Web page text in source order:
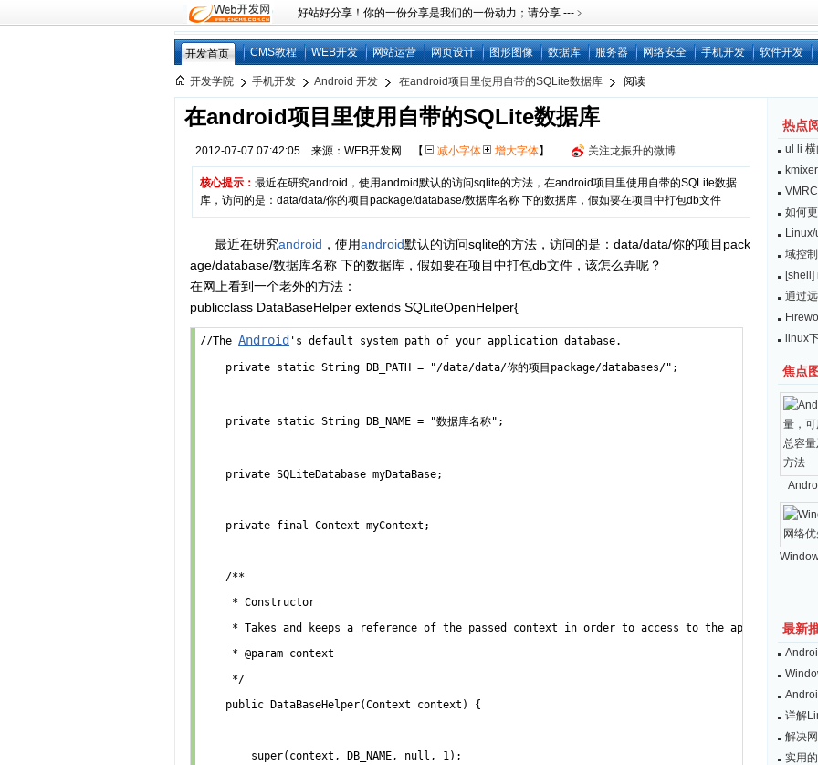
好站好分享！你的一份分享是我们的一份动力；请分享 ---﹥
开发首页 CMS教程 WEB开发 网站运营 网页设计 图形图像 数据库 服务器 网络安全 手机开发 软件开发
开发学院 手机开发 Android 开发 在android项目里使用自带的SQLite数据库 阅读
在android项目里使用自带的SQLite数据库
2012-07-07 07:42:05 来源：WEB开发网 【 减小字体 增大字体】 关注龙振升的微博
核心提示： 最近在研究android，使用android默认的访问sqlite的方法，在android项目里使用自带的SQLite数据
库，访问的是：data/data/你的项目package/database/数据库名称 下的数据库，假如要在项目中打包db文件
最近在研究android ，使用android默认的访问sqlite的方法，访问的是：data/data/你的项目pack
age/database/数据库名称 下的数据库，假如要在项目中打包db文件，该怎么弄呢？
在网上看到一个老外的方法：
publicclass DataBaseHelper extends SQLiteOpenHelper{
//The Android 's default system path of your application database.
    private static String DB_PATH = "/data/data/你的项目package/databases/";
    private static String DB_NAME = "数据库名称";
    private SQLiteDatabase myDataBase;
    private final Context myContext;
    /**
     * Constructor
* Takes and keeps a reference of the passed context in order to access to the application
     * @param context
     */
    public DataBaseHelper(Context context) {
        super(context, DB_NAME, null, 1);
热点
ul li
如何
域控
[shell]
通过
linux
焦点
最新
详解
解决
实用